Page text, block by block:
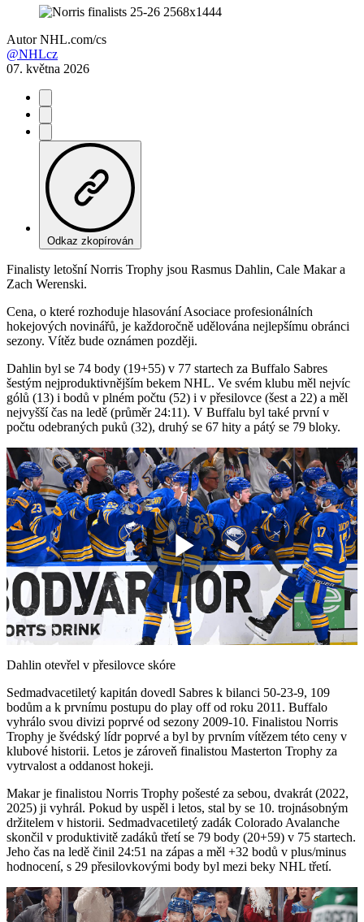
Autor NHL.com/cs
@NHLcz
07. května 2026
Odkaz zkopírován
Finalisty letošní Norris Trophy jsou Rasmus Dahlin, Cale Makar a
Zach Werenski.
Cena, o které rozhoduje hlasování Asociace profesionálních
hokejových novinářů, je každoročně udělována nejlepšímu obránci
sezony. Vítěz bude oznámen později.
Dahlin byl se 74 body (19+55) v 77 startech za Buffalo Sabres
šestým nejproduktivnějším bekem NHL. Ve svém klubu měl nejvíc
gólů (13) i bodů v plném počtu (52) i v přesilovce (šest a 22) a měl
nejvyšší čas na ledě (průměr 24:11). V Buffalu byl také první v
počtu odebraných puků (32), druhý se 67 hity a pátý se 79 bloky.
Play
Dahlin otevřel v přesilovce skóre
Sedmadvacetiletý kapitán dovedl Sabres k bilanci 50-23-9, 109
bodům a k prvnímu postupu do play off od roku 2011. Buffalo
vyhrálo svou divizi poprvé od sezony 2009-10. Finalistou Norris
Trophy je švédský lídr poprvé a byl by prvním vítězem této ceny v
klubové historii. Letos je zároveň finalistou Masterton Trophy za
vytrvalost a oddanost hokeji.
Makar je finalistou Norris Trophy pošesté za sebou, dvakrát (2022,
2025) ji vyhrál. Pokud by uspěl i letos, stal by se 10. trojnásobným
držitelem v historii. Sedmadvacetiletý zadák Colorado Avalanche
skončil v produktivitě zadáků třetí se 79 body (20+59) v 75 startech.
Jeho čas na ledě činil 24:51 na zápas a měl +32 bodů v plus/minus
hodnocení, s 29 přesilovkovými body byl mezi beky NHL třetí.